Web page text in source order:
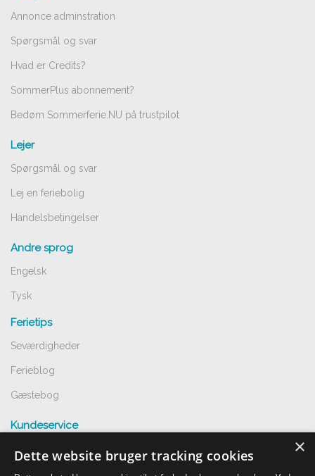
Annonce adminstration
Spørgsmål og svar
Hvad er Credits?
SommerPlus abonnement?
Bedøm Sommerferie.NU på trustpilot
Lejer
Spørgsmål og svar
Lej en feriebolig
Handelsbetingelser
Andre sprog
Engelsk
Tysk
Ferietips
Seværdigheder
Ferieblog
Gæstebog
Kundeservice
Spørgsmål og svar
Opret annnoce
×
Dette website bruger tracking cookies